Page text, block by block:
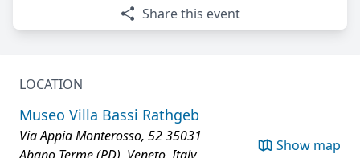
Share this event
LOCATION
Museo Villa Bassi Rathgeb
Via Appia Monterosso, 52 35031
Show map